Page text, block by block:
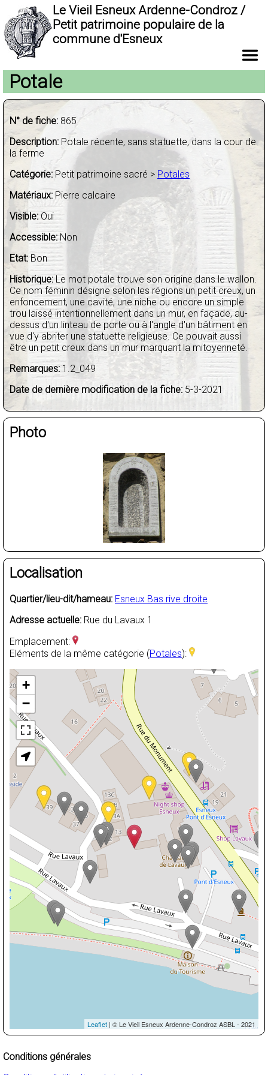
Le Vieil Esneux Ardenne-Condroz /
Petit patrimoine populaire de la
commune d'Esneux
Potale
N° de fiche: 865
Description: Potale récente, sans statuette, dans la cour de
la ferme
Catégorie: Petit patrimoine sacré > Potales
Matériaux: Pierre calcaire
Visible:Oui
Accessible:Non
Etat:Bon
Historique: Le mot potale trouve son origine dans le wallon.
Ce nom féminin désigne selon les régions un petit creux, un
enfoncement, une cavité, une niche ou encore un simple
trou laissé intentionnellement dans un mur, en façade, au-
dessus d'un linteau de porte ou à l'angle d'un bâtiment en
vue d'y abriter une statuette religieuse. Ce pouvait aussi
être un petit creux dans un mur marquant la mitoyenneté.
Remarques:1.2_049
Date de dernière modification de la fiche: 5-3-2021
Photo
Localisation
Quartier/lieu-dit/hameau: Esneux Bas rive droite
Adresse actuelle: Rue du Lavaux 1
Emplacement:
Eléments de la même catégorie (Potales):
+
−
Leaflet | © Le Vieil Esneux Ardenne-Condroz ASBL - 2021
Conditions générales